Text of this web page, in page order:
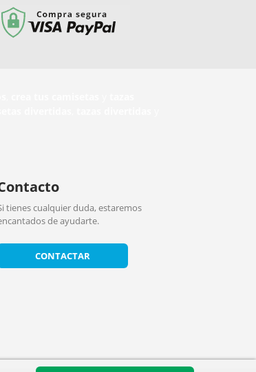
tienes cualquier duda, estaremos
de ayudarte.
CONTACTAR